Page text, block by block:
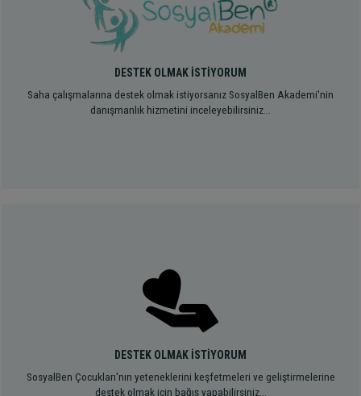
DESTEK OLMAK İSTİYORUM
Saha çalışmalarına destek olmak istiyorsanız SosyalBen Akademi'nin
danışmanlık hizmetini inceleyebilirsiniz...
DESTEK OLMAK İSTİYORUM
SosyalBen Çocukları'nın yeteneklerini keşfetmeleri ve geliştirmelerine
destek olmak için bağış yapabilirsiniz...